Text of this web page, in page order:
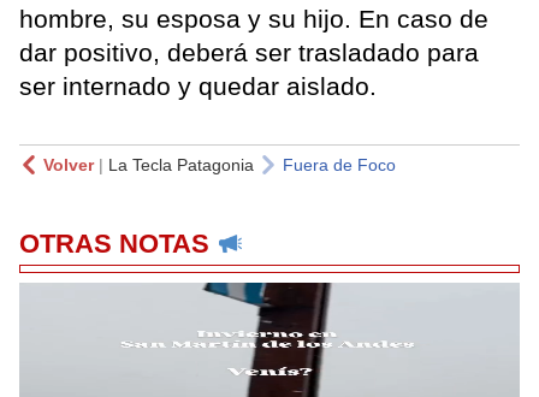
hombre, su esposa y su hijo. En caso de
dar positivo, deberá ser trasladado para
ser internado y quedar aislado.
Volver| La Tecla Patagonia Fuera de Foco
OTRAS NOTAS